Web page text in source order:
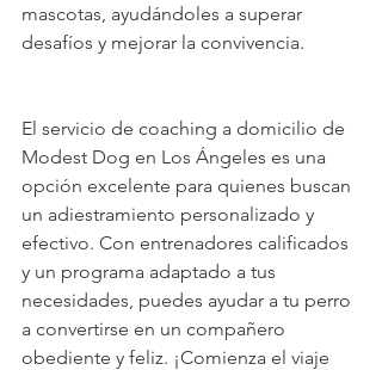
mascotas, ayudándoles a superar
desafíos y mejorar la convivencia.
El servicio de coaching a domicilio de
Modest Dog en Los Ángeles es una
opción excelente para quienes buscan
un adiestramiento personalizado y
efectivo. Con entrenadores calificados
y un programa adaptado a tus
necesidades, puedes ayudar a tu perro
a convertirse en un compañero
obediente y feliz. ¡Comienza el viaje